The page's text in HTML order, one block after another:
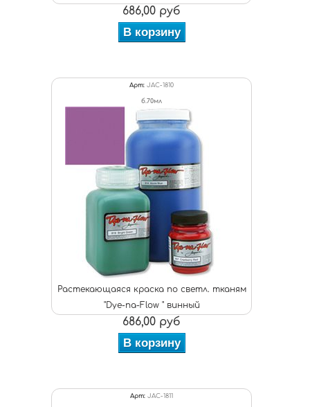
686,00 руб
В корзину
Арт: JAC-1810
б.70мл
Растекающаяся краска по светл. тканям
"Dye-na-Flow " винный
686,00 руб
В корзину
Арт: JAC-1811